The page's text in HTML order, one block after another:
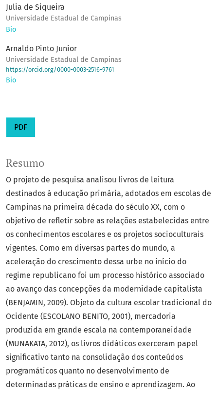
Julia de Siqueira
Universidade Estadual de Campinas
Bio
Arnaldo Pinto Junior
Universidade Estadual de Campinas
https://orcid.org/0000-0003-2516-9761
Bio
PDF
Resumo
O projeto de pesquisa analisou livros de leitura
destinados à educação primária, adotados em escolas de
Campinas na primeira década do século XX, com o
objetivo de refletir sobre as relações estabelecidas entre
os conhecimentos escolares e os projetos socioculturais
vigentes. Como em diversas partes do mundo, a
aceleração do crescimento dessa urbe no início do
regime republicano foi um processo histórico associado
ao avanço das concepções da modernidade capitalista
(BENJAMIN, 2009). Objeto da cultura escolar tradicional do
Ocidente (ESCOLANO BENITO, 2001), mercadoria
produzida em grande escala na contemporaneidade
(MUNAKATA, 2012), os livros didáticos exerceram papel
significativo tanto na consolidação dos conteúdos
programáticos quanto no desenvolvimento de
determinadas práticas de ensino e aprendizagem. Ao